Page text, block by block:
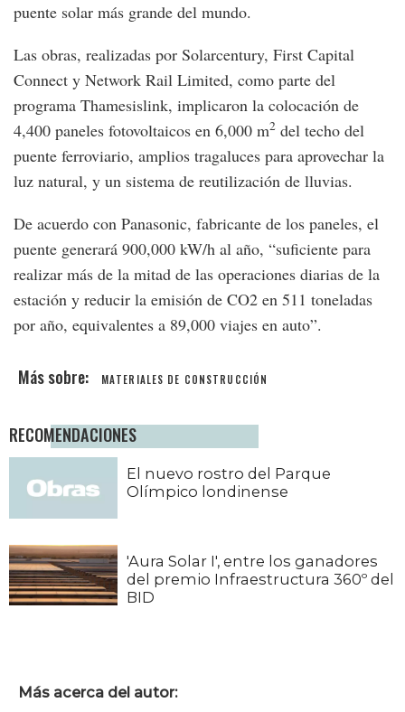
puente solar más grande del mundo.
Las obras, realizadas por Solarcentury, First Capital
Connect y Network Rail Limited, como parte del
programa Thamesislink, implicaron la colocación de
4,400 paneles fotovoltaicos en 6,000 m2 del techo del
puente ferroviario, amplios tragaluces para aprovechar la
luz natural, y un sistema de reutilización de lluvias.
De acuerdo con Panasonic, fabricante de los paneles, el
puente generará 900,000 kW/h al año, “suficiente para
realizar más de la mitad de las operaciones diarias de la
estación y reducir la emisión de CO2 en 511 toneladas
por año, equivalentes a 89,000 viajes en auto”.
MATERIALES DE CONSTRUCCIÓN
RECOMENDACIONES
El nuevo rostro del Parque
Olímpico londinense
'Aura Solar I', entre los ganadores
del premio Infraestructura 360º del
BID
Más acerca del autor: